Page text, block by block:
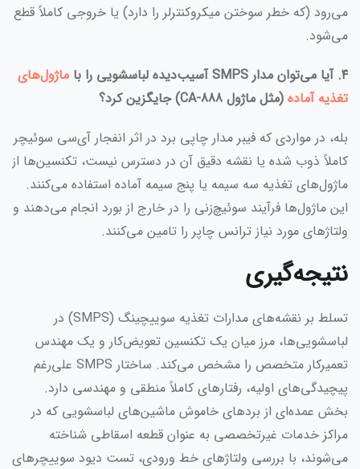
می‌رود (که خطر سوختن میکروکنترلر را دارد) یا خروجی کاملاً قطع
می‌شود.
۴. آیا می‌توان مدار SMPS آسیب‌دیده لباسشویی را با
ماژول‌های
تغذیه آماده (مثل ماژول CA-888) جایگزین کرد؟
بله، در مواردی که فیبر مدار چاپی برد در اثر انفجار آی‌سی سوئیچر
کاملاً ذوب شده یا نقشه دقیق آن در دسترس نیست، تکنسین‌ها از
ماژول‌های تغذیه سه سیمه یا پنج سیمه آماده استفاده می‌کنند.
این ماژول‌ها فرآیند سوئیچ‌زنی را در خارج از بورد انجام می‌دهند و
ولتاژهای مورد نیاز ترانس چاپر را تامین می‌کنند.
نتیجه‌گیری
تسلط بر نقشه‌های مدارات تغذیه سوییچینگ (SMPS) در
لباسشویی‌ها، مرز میان یک تکنسین تعویض‌کار و یک مهندس
تعمیرکار متخصص را مشخص می‌کند. ساختار SMPS علی‌رغم
پیچیدگی‌های اولیه، رفتارهای کاملاً منطقی و مهندسی دارد.
بخش عمده‌ای از بردهای خاموش ماشین‌های لباسشویی که در
مراکز خدمات غیرتخصصی به عنوان قطعه اسقاطی شناخته
می‌شوند، با بررسی ولتاژهای خط ورودی، تست دیود سوییچرهای